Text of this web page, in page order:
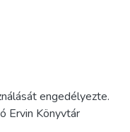
engedélyezte.
Ervin Könyvtár